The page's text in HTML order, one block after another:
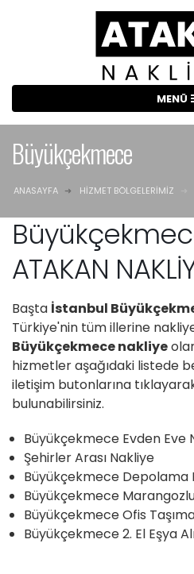
Büyükçekmece
ANASAYFA HIZMET BÖLGELERIMIZ
ATAKAN
Başta İstanbul
Türkiye'nin tüm illerine
Büyükçekmece nakliye
hizmetler aşağıdaki listede
iletişim butonlarına
bulunabilirsiniz.
Büyükçekmece Evden Eve
Şehirler Arası Nakliye
Büyükçekmece Depolama
Büyükçekmece
Büyükçekmece Ofis
Büyükçekmece 2. El Eşya